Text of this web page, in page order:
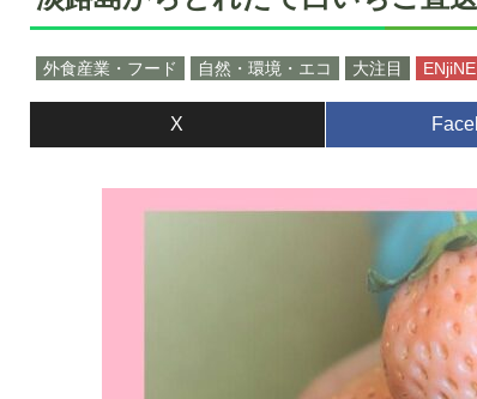
外食産業・フード 自然・環境・エコ 大注目 ENjiNE
X